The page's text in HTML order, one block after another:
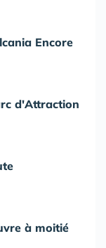
Encore
d'Attraction
à moitié